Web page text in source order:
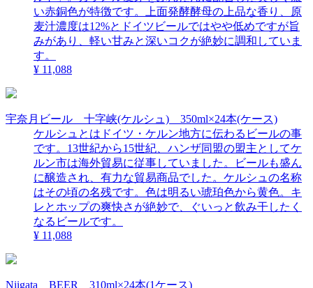
い赤銅色が特徴です。上面発酵酵母の上品な香り、原
麦汁濃度は12%とドイツビールではやや低めですが旨
みがあり、軽い甘みと深いコクが絶妙に調和していま
す。
¥ 11,088
宇奈月ビール 十字峡(ケルシュ) 350ml×24本(ケース)
ケルシュとはドイツ・ケルン地方に伝わるビールの事
です。13世紀から15世紀、ハンザ同盟の盟主としてケ
ルン市は海外貿易に従事していました。ビールも盛ん
に醸造され、有力な貿易商品でした。ケルシュの名称
はその頃の名残です。色は明るい琥珀色から黄色。キ
レとホップの爽快さが絶妙で、ぐいっと飲み干したく
なるビールです。
¥ 11,088
Niigata BEER 310ml×24本(1ケース)